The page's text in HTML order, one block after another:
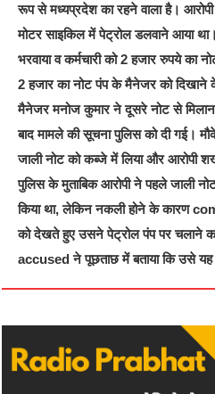
रूप से मध्यप्रदेश का रहने वाला है। आरोपी
मोटर साइकिल में पेट्रोल डलवाने आया
भरवाया व कर्मचारी को 2 हजार रुपये का
2 हजार का नोट पंप के मैनेजर को दिखाने
मैनेजर मनोज कुमार ने दूसरे नोट से
बाद मामले की सूचना पुलिस को दी गई।
जाली नोट को कब्जे में लिया और आरोपी
पुलिस के मुताबिक आरोपी ने पहले जाली
किया था, लेकिन नकली होने के कारण
को देखते हुए उसने पेट्रोल पंप पर चलाने
accused ने पूछताछ में बताया कि उसे यह